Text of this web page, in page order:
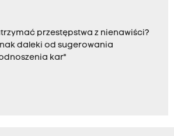
przestępstwa z nienawiści?
daleki od sugerowania
kar"